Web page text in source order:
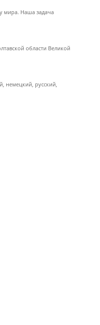
мира. Наша задача
области Великой
немецкий, русский,